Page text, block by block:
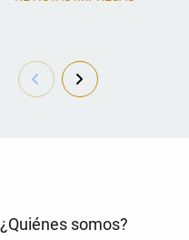
¿Quiénes somos?